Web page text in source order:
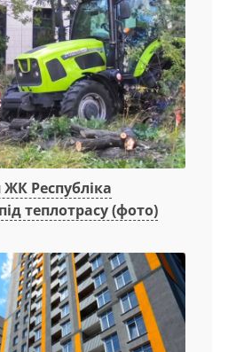
Республіка
теплотрасу (фото)